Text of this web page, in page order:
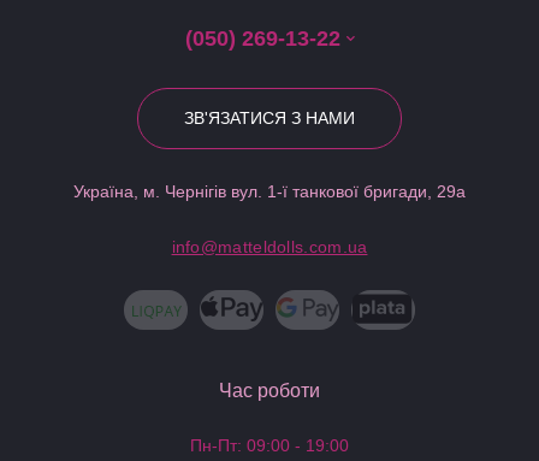
(050) 269-13-22
ЗВ'ЯЗАТИСЯ З НАМИ
Україна, м. Чернігів вул. 1-ї танкової бригади, 29а
info@matteldolls.com.ua
Час роботи
Пн-Пт: 09:00 - 19:00